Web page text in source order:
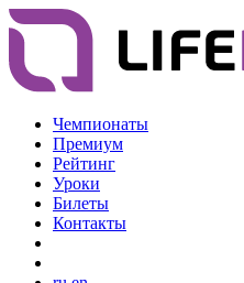
Чемпионаты
Премиум
Рейтинг
Уроки
Билеты
Контакты